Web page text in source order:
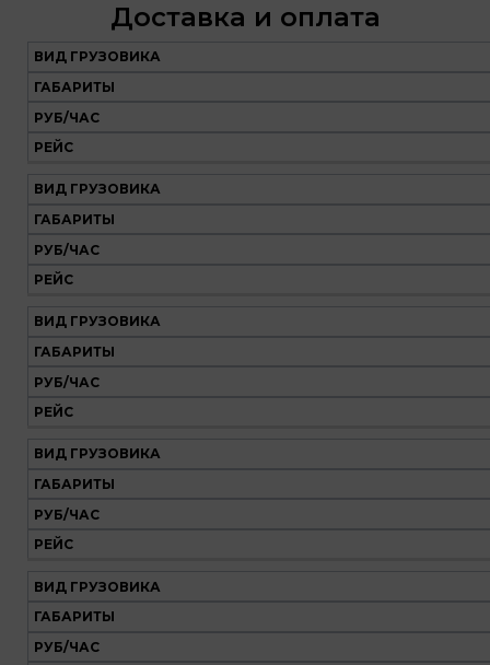
Доставка и оплата
Наш
транспорт
Вид
грузовика
ВИД ГРУЗОВИКА
ГАБАРИТЫ
РУБ/ЧАС
РЕЙС
ВИД ГРУЗОВИКА
ГАБАРИТЫ
РУБ/ЧАС
РЕЙС
ВИД ГРУЗОВИКА
ГАБАРИТЫ
РУБ/ЧАС
РЕЙС
ВИД ГРУЗОВИКА
ГАБАРИТЫ
РУБ/ЧАС
РЕЙС
ВИД ГРУЗОВИКА
ГАБАРИТЫ
РУБ/ЧАС